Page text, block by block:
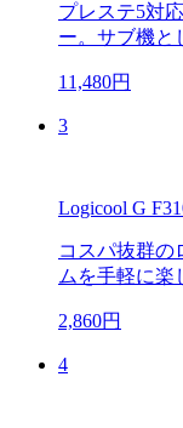
プレステ5対
ー。サブ機と
11,480円
3
Logicool G
コスパ抜群の
ムを手軽に楽
2,860円
4